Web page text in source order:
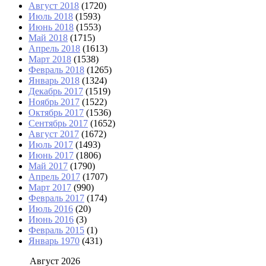
Август 2018 (1720)
Июль 2018 (1593)
Июнь 2018 (1553)
Май 2018 (1715)
Апрель 2018 (1613)
Март 2018 (1538)
Февраль 2018 (1265)
Январь 2018 (1324)
Декабрь 2017 (1519)
Ноябрь 2017 (1522)
Октябрь 2017 (1536)
Сентябрь 2017 (1652)
Август 2017 (1672)
Июль 2017 (1493)
Июнь 2017 (1806)
Май 2017 (1790)
Апрель 2017 (1707)
Март 2017 (990)
Февраль 2017 (174)
Июль 2016 (20)
Июнь 2016 (3)
Февраль 2015 (1)
Январь 1970 (431)
Август 2026